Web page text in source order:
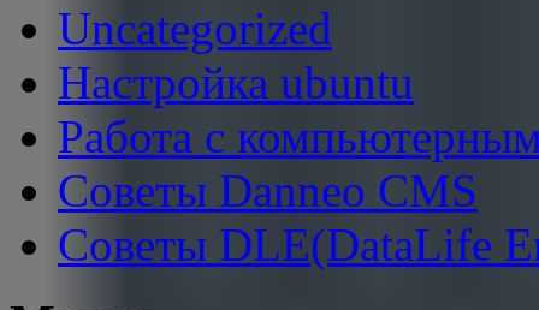
Uncategorized
Настройка ubuntu
Работа с
Советы Danneo CMS
Советы DLE(DataLife